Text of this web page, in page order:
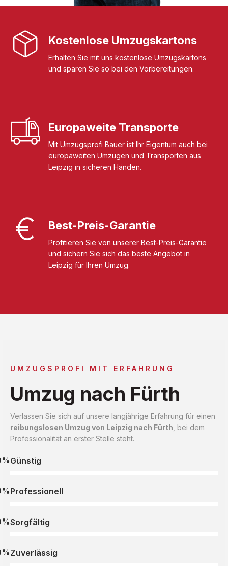
Kostenlose Umzugskartons
Erhalten Sie mit uns kostenlose Umzugskartons
und sparen Sie so bei den Vorbereitungen.
Europaweite Transporte
Mit Umzugsprofi Bauer ist Ihr Eigentum auch bei
europaweiten Umzügen und Transporten aus
Leipzig in sicheren Händen.
Best-Preis-Garantie
Profitieren Sie von unserer Best-Preis-Garantie
und sichern Sie sich das beste Angebot in
Leipzig für Ihren Umzug.
UMZUGSPROFI MIT ERFAHRUNG
Umzug nach Fürth
Verlassen Sie sich auf unsere langjährige Erfahrung für einen
reibungslosen Umzug von Leipzig nach Fürth , bei dem
Professionalität an erster Stelle steht.
Günstig
Professionell
Sorgfältig
Zuverlässig